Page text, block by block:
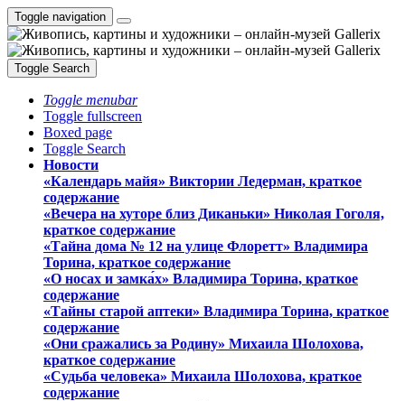
Toggle navigation
Toggle Search
Toggle menubar
Toggle fullscreen
Boxed page
Toggle Search
Новости
«Календарь майя» Виктории Ледерман, краткое
содержание
«Вечера на хуторе близ Диканьки» Николая Гоголя,
краткое содержание
«Тайна дома № 12 на улице Флоретт» Владимира
Торина, краткое содержание
«О носах и замка́х» Владимира Торина, краткое
содержание
«Тайны старой аптеки» Владимира Торина, краткое
содержание
«Они сражались за Родину» Михаила Шолохова,
краткое содержание
«Судьба человека» Михаила Шолохова, краткое
содержание